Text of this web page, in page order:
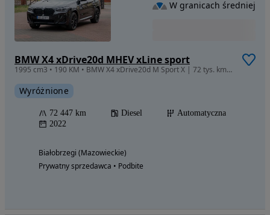
BMW X4 xDrive20d MHEV xLine sport
1995 cm3 • 190 KM • BMW X4 xDrive20d M Sport X | 72 tys. km | Skóra Cognac | VAT 23%
Wyróżnione
72 447 km Diesel
Automatyczna
2022
Białobrzegi (Mazowieckie)
Prywatny sprzedawca • Podbite
W granicach średniej